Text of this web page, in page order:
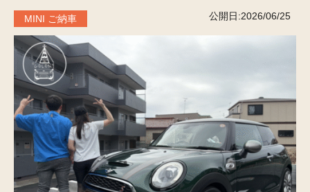
MINI ご納車 公開日:2026/06/25